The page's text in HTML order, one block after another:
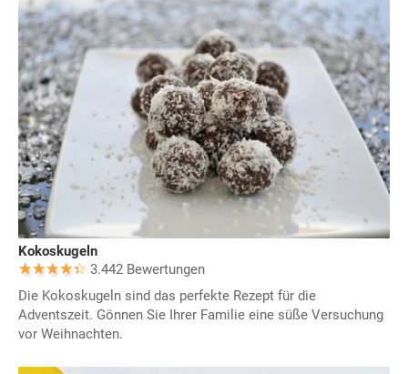
Kokoskugeln
3.442 Bewertungen
Die Kokoskugeln sind das perfekte Rezept für die
Adventszeit. Gönnen Sie Ihrer Familie eine süße Versuchung
vor Weihnachten.